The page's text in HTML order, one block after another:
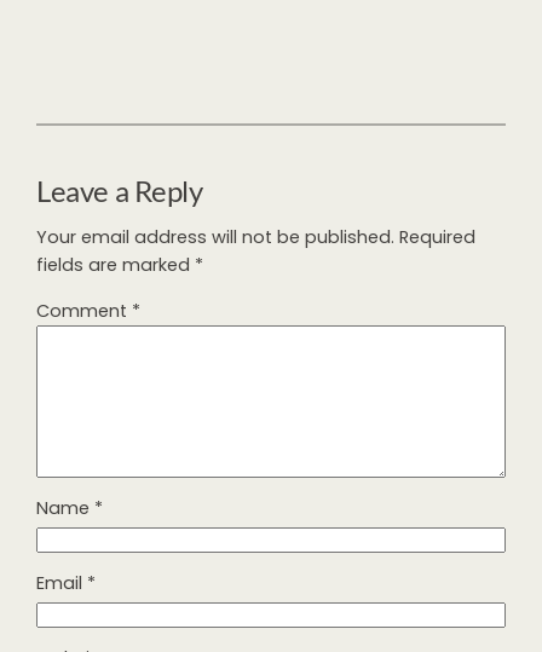
Leave a Reply
Your email address will not be published. Required
fields are marked *
Comment *
Name *
Email *